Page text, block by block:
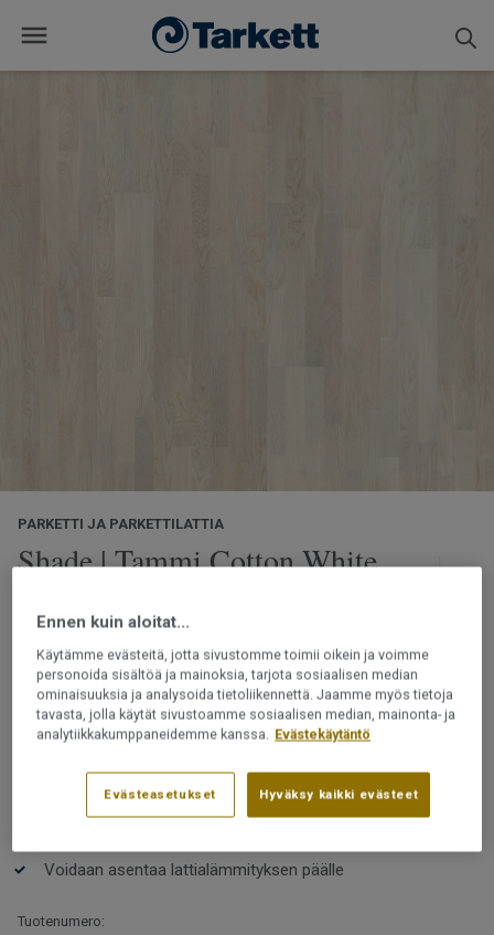
PARKETTI JA PARKETTILATTIA
Shade | Tammi Cotton White
Shade-malliston trendikkäissä, toiminnallisissa ja
lakatuissa puulattioissamme on monia värisävyjä ja
vivahteita. Lattian kaikki värit on valittu huolella
skandinaavisten sisustustrendien ja tyylien mukaan.
Olipa valintasi sitten lämpimän tai kylmän sävyinen
Lue lisää
Katso suuremmat kuvat
lajitelmakuvakirjastamme
Asennetaan 2-lock-lukkopontin avulla
Voidaan asentaa lattialämmityksen päälle
Tuotenumero:
Ennen kuin aloitat...
Käytämme evästeitä, jotta sivustomme toimii oikein ja voimme
personoida sisältöä ja mainoksia, tarjota sosiaalisen median
ominaisuuksia ja analysoida tietoliikennettä. Jaamme myös tietoja
tavasta, jolla käytät sivustoamme sosiaalisen median, mainonta- ja
analytiikkakumppaneidemme kanssa. Evästekäytäntö
Evästeasetukset Hyväksy kaikki evästeet